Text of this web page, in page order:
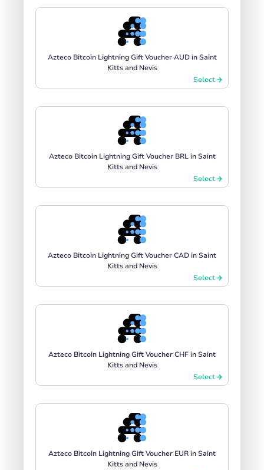
Azteco Bitcoin Lightning Gift Voucher AUD in Saint
Kitts and Nevis
Select
Azteco Bitcoin Lightning Gift Voucher BRL in Saint
Kitts and Nevis
Select
Azteco Bitcoin Lightning Gift Voucher CAD in Saint
Kitts and Nevis
Select
Azteco Bitcoin Lightning Gift Voucher CHF in Saint
Kitts and Nevis
Select
Azteco Bitcoin Lightning Gift Voucher EUR in Saint
Kitts and Nevis